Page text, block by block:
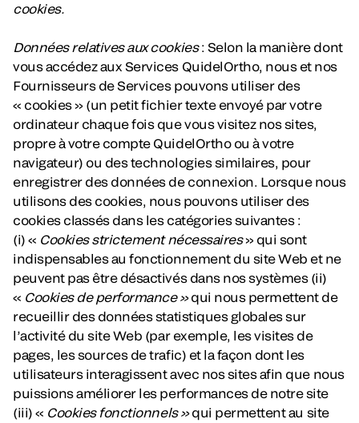
cookies.
Données relatives aux cookies: Selon la manière dont
vous accédez aux Services QuidelOrtho, nous et nos
Fournisseurs de Services pouvons utiliser des
« cookies » (un petit fichier texte envoyé par votre
ordinateur chaque fois que vous visitez nos sites,
propre à votre compte QuidelOrtho ou à votre
navigateur) ou des technologies similaires, pour
enregistrer des données de connexion. Lorsque nous
utilisons des cookies, nous pouvons utiliser des
cookies classés dans les catégories suivantes :
(i) « Cookies strictement nécessaires» qui sont
indispensables au fonctionnement du site Web et ne
peuvent pas être désactivés dans nos systèmes (ii)
« Cookies de performance »qui nous permettent de
recueillir des données statistiques globales sur
l’activité du site Web (par exemple, les visites de
pages, les sources de trafic) et la façon dont les
utilisateurs interagissent avec nos sites afin que nous
puissions améliorer les performances de notre site
(iii) « Cookies fonctionnels »qui permettent au site